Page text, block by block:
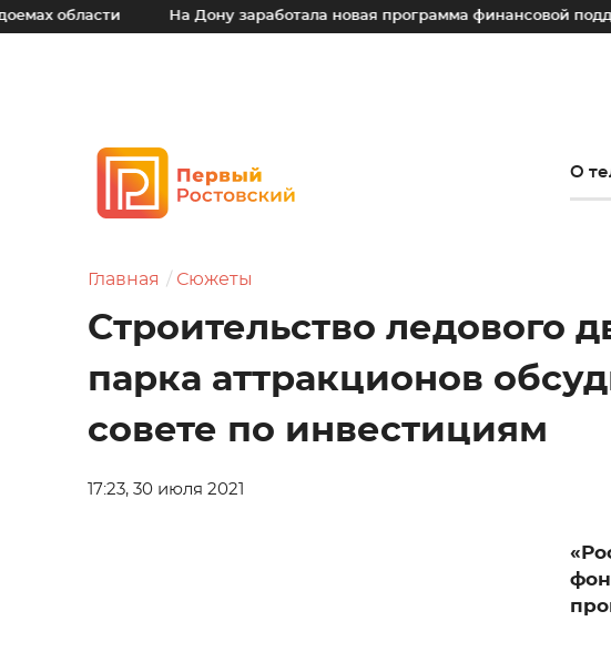
На Дону заработала новая программа финансовой поддержки для
О
Главная Сюжеты
Строительство ледового
парка аттракционов
совете по инвестициям
17:23, 30 июля 2021